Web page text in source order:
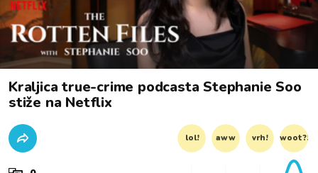
Kraljica true-crime podcasta Stephanie Soo
stiže na Netflix
lol! aww vrh! woot?!